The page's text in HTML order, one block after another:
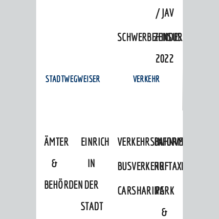
/ JAV
ZENSUS
2022
STADTWEGWEISER
ÄMTER
&
BEHÖRDEN
EINRICHTUNGEN
IN
DER
STADT
VERKEHR
VERKEHRSINFORMATIONEN
BAHNVERKEHR
BUSVERKEHRRUFTAXI
CARSHARINGPARK
&